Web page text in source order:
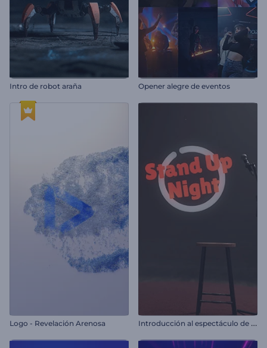
Intro de robot araña Opener alegre de eventos
Logo - Revelación Arenosa I
ntroducción al espectáculo de monólogos